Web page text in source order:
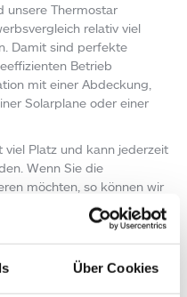
Über Cookies
unsere Thermostar
relativ viel
Damit sind perfekte
Betrieb
mit einer Abdeckung,
Solarplane oder einer
Platz und kann jederzeit
Wenn Sie die
möchten, so können wir
wir Ihnen gerne unsere
Betrieb und der Montage
zur Planung. Die